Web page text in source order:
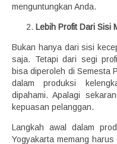
menguntungkan Anda.
Lebih Profit Dari Sisi
Bukan hanya dari sisi
saja. Tetapi dari segi
bisa diperoleh di Semesta
dalam produksi
dipahami. Apalagi
kepuasan pelanggan.
Langkah awal dalam
Yogyakarta memang